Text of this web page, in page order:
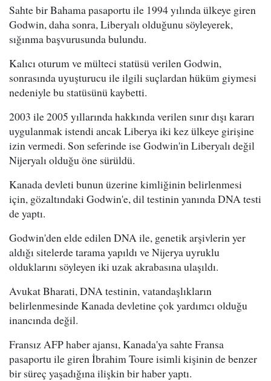
Sahte bir Bahama pasaportu ile 1994 yılında ülkeye giren
Godwin, daha sonra, Liberyalı olduğunu söyleyerek,
sığınma başvurusunda bulundu.
Kalıcı oturum ve mülteci statüsü verilen Godwin,
sonrasında uyuşturucu ile ilgili suçlardan hüküm giymesi
nedeniyle bu statüsünü kaybetti.
2003 ile 2005 yıllarında hakkında verilen sınır dışı kararı
uygulanmak istendi ancak Liberya iki kez ülkeye girişine
izin vermedi. Son seferinde ise Godwin'in Liberyalı değil
Nijeryalı olduğu öne sürüldü.
Kanada devleti bunun üzerine kimliğinin belirlenmesi
için, gözaltındaki Godwin'e, dil testinin yanında DNA testi
de yaptı.
Godwin'den elde edilen DNA ile, genetik arşivlerin yer
aldığı sitelerde tarama yapıldı ve Nijerya uyruklu
olduklarını söyleyen iki uzak akrabasına ulaşıldı.
Avukat Bharati, DNA testinin, vatandaşlıkların
belirlenmesinde Kanada devletine çok yardımcı olduğu
inancında değil.
Fransız AFP haber ajansı, Kanada'ya sahte Fransa
pasaportu ile giren İbrahim Toure isimli kişinin de benzer
bir süreç yaşadığına ilişkin bir haber yaptı.